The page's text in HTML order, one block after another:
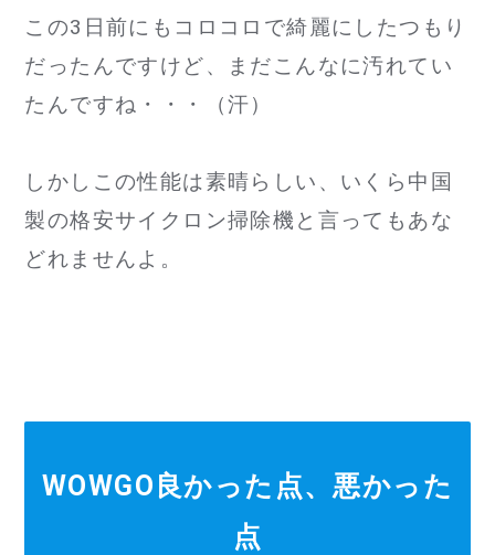
この3日前にもコロコロで綺麗にしたつもり
だったんですけど、まだこんなに汚れてい
たんですね・・・（汗）
しかしこの性能は素晴らしい、いくら中国
製の格安サイクロン掃除機と言ってもあな
どれませんよ。
WOWGO良かった点、悪かった
点